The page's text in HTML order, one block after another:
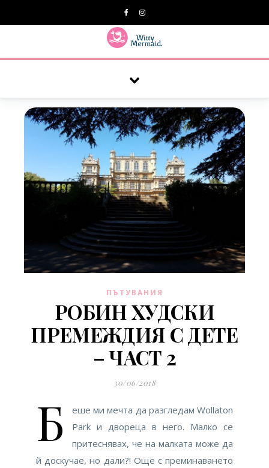
ПЪТУВАНИЯ
РОБИН ХУДСКИ
ПРЕМЕЖДИЯ С ДЕТЕ
– ЧАСТ 2
30/06/2018
Б
еше ми мечта да разгледам Wollaton
Park и двореца в него. Малко се
притеснявах, че на малката може да
й доскучае, но дали?! Още с преминаването